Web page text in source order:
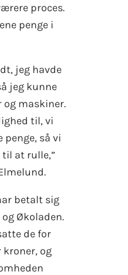
proces.
penge i
jeg havde
jeg kunne
og maskiner.
til, vi
penge, så vi
at rulle,”
betalt sig
Økoladen.
de for
og